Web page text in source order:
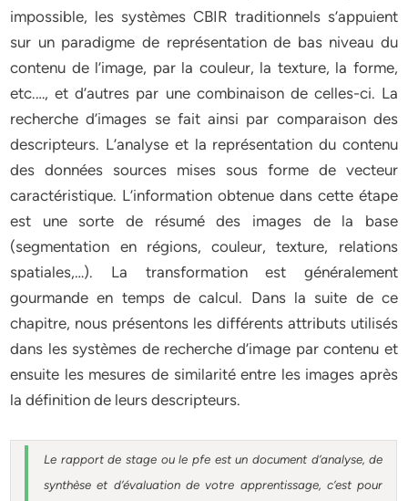
impossible, les systèmes CBIR traditionnels s’appuient
sur un paradigme de représentation de bas niveau du
contenu de l’image, par la couleur, la texture, la forme,
etc.…, et d’autres par une combinaison de celles-ci. La
recherche d’images se fait ainsi par comparaison des
descripteurs. L’analyse et la représentation du contenu
des données sources mises sous forme de vecteur
caractéristique. L’information obtenue dans cette étape
est une sorte de résumé des images de la base
(segmentation en régions, couleur, texture, relations
spatiales,…). La transformation est généralement
gourmande en temps de calcul. Dans la suite de ce
chapitre, nous présentons les différents attributs utilisés
dans les systèmes de recherche d’image par contenu et
ensuite les mesures de similarité entre les images après
la définition de leurs descripteurs.
Le rapport de stage ou le pfe est un document d’analyse, de
synthèse et d’évaluation de votre apprentissage, c’est pour